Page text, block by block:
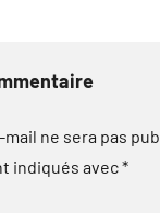
ne sera pas
indiqués avec*